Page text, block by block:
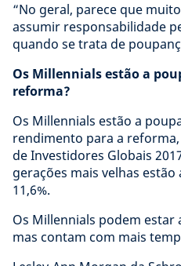
“No geral, parece que
assumir responsabilidade
quando se trata de
Os Millennials estão a
reforma?
Os Millennials estão a
rendimento para a
de Investidores Globais
gerações mais velhas
11,6%.
Os Millennials podem estar
mas contam com mais